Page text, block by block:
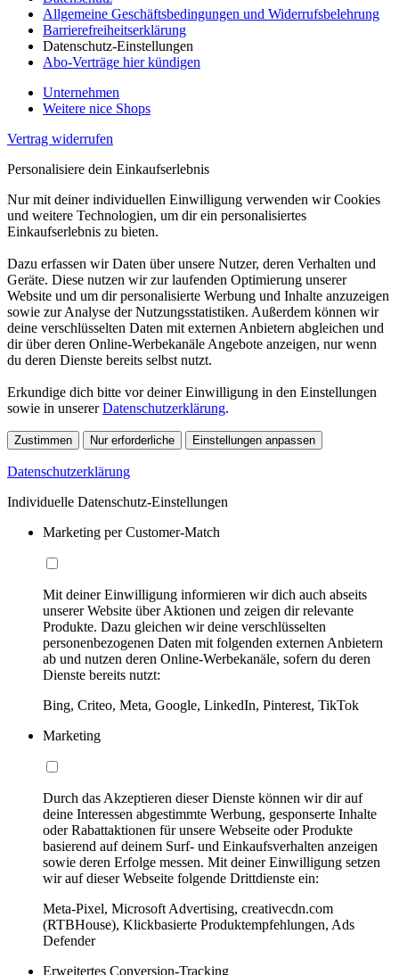
Allgemeine Geschäftsbedingungen und Widerrufsbelehrung
Barrierefreiheitserklärung
Datenschutz-Einstellungen
Abo-Verträge hier kündigen
Unternehmen
Weitere nice Shops
Vertrag widerrufen
Personalisiere dein Einkaufserlebnis
Nur mit deiner individuellen Einwilligung verwenden wir Cookies
und weitere Technologien, um dir ein personalisiertes
Einkaufserlebnis zu bieten.
Dazu erfassen wir Daten über unsere Nutzer, deren Verhalten und
Geräte. Diese nutzen wir zur laufenden Optimierung unserer
Website und um dir personalisierte Werbung und Inhalte anzuzeigen
sowie zur Analyse der Nutzungsstatistiken. Außerdem können wir
deine verschlüsselten Daten mit externen Anbietern abgleichen und
dir über deren Online-Werbekanäle Angebote anzeigen, nur wenn
du deren Dienste bereits selbst nutzt.
Erkundige dich bitte vor deiner Einwilligung in den Einstellungen
sowie in unsererDatenschutzerklärung.
Zustimmen Nur erforderliche Einstellungen anpassen
Datenschutzerklärung
Individuelle Datenschutz-Einstellungen
Marketing per Customer-Match
Mit deiner Einwilligung informieren wir dich auch abseits
unserer Website über Aktionen und zeigen dir relevante
Produkte. Dazu gleichen wir deine verschlüsselten
personenbezogenen Daten mit folgenden externen Anbietern
ab und nutzen deren Online-Werbekanäle, sofern du deren
Dienste bereits nutzt:
Bing, Criteo, Meta, Google, LinkedIn, Pinterest, TikTok
Marketing
Durch das Akzeptieren dieser Dienste können wir dir auf
deine Interessen abgestimmte Werbung, gesponserte Inhalte
oder Rabattaktionen für unsere Webseite oder Produkte
basierend auf deinem Surf- und Einkaufsverhalten anzeigen
sowie deren Erfolge messen. Mit deiner Einwilligung setzen
wir auf dieser Webseite folgende Drittdienste ein:
Meta-Pixel, Microsoft Advertising, creativecdn.com
(RTBHouse), Klickbasierte Produktempfehlungen, Ads
Defender
Erweitertes Conversion-Tracking